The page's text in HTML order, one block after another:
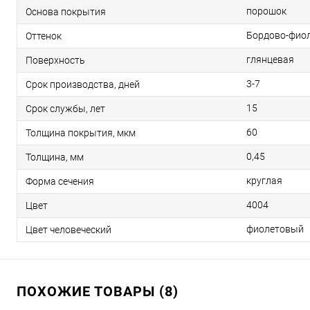
Основа покрытия порошок
Оттенок Бордово-
Поверхность глянцевая
Срок производства, дней 3-7
Срок службы, лет 15
Толщина покрытия, мкм 60
Толщина, мм 0,45
Форма сечения круглая
Цвет 4004
Цвет человеческий фиолетовый
ПОХОЖИЕ ТОВАРЫ (8)